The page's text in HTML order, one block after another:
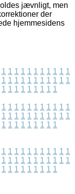
jævnligt, men
der
hjemmesidens
1 1 1 1 1 1 1 1 1 1 1
1 1 1 1 1 1 1 1 1 1 1
1 1 1 1 1 1 1 1 1
1 1 1 1 1 1 1 1 1 1 1
1 1 1 1 1 1 1 1 1 1 1
1 1 1 1 1 1 1 1 1
1 1 1 1 1 1 1 1 1 1 1
1 1 1 1 1 1 1 1 1 1 1
1 1 1 1 1 1 1 1 1